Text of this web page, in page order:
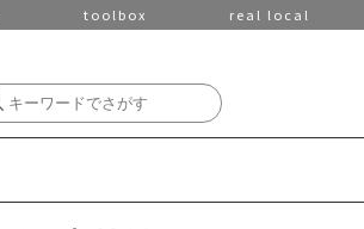
toolbox real local